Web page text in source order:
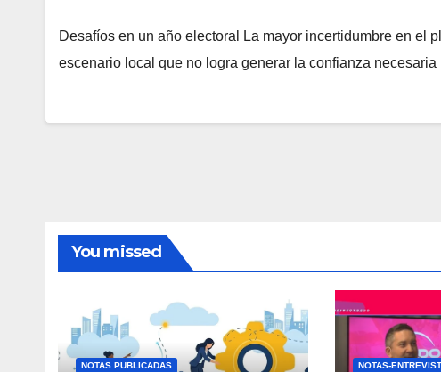
Desafíos en un año electoral La mayor incertidumbre en el
escenario local que no logra generar la confianza
You missed
NOTAS PUBLICADAS NOTAS-